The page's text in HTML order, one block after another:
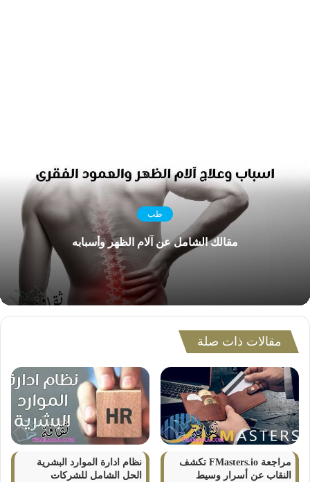
طب
مقالك الشامل عن آلام الظهر وأسبابه
مقالات ذات صلة
مراجعة FMasters.io تكشف
النقاب عن أسرار وسيط
نظام ادارة الموارد البشرية
الحل الشامل للشركات